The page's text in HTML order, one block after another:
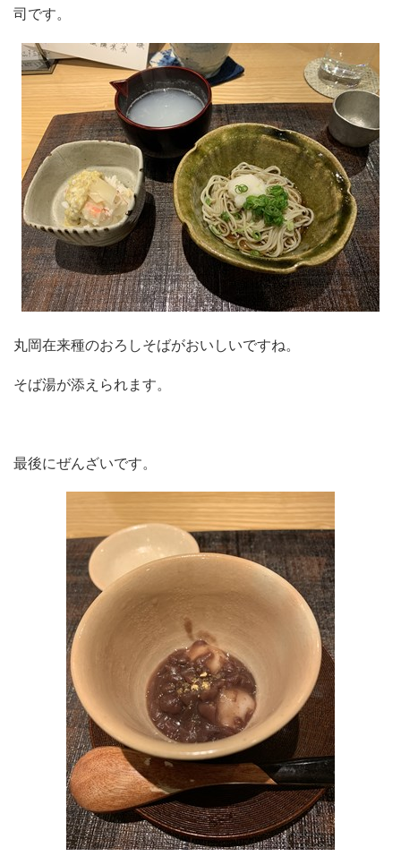
司です。
丸岡在来種のおろしそばがおいしいですね。
そば湯が添えられます。
最後にぜんざいです。